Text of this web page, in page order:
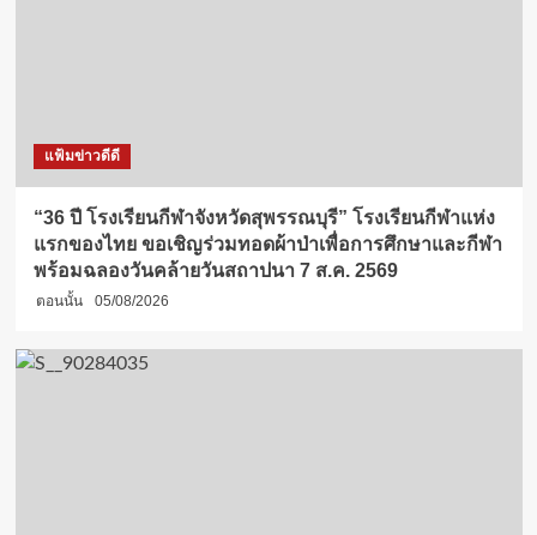
แฟ้มข่าวดีดี
“36 ปี โรงเรียนกีฬาจังหวัดสุพรรณบุรี” โรงเรียนกีฬาแห่ง
แรกของไทย ขอเชิญร่วมทอดผ้าป่าเพื่อการศึกษาและกีฬา
พร้อมฉลองวันคล้ายวันสถาปนา 7 ส.ค. 2569
ตอนนั้น 05/08/2026